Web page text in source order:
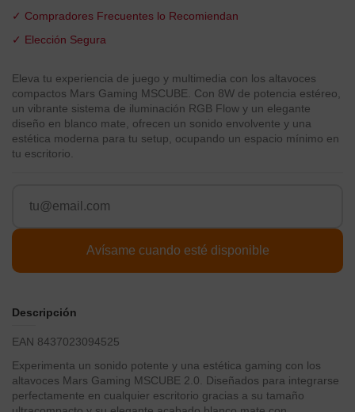
✓ Compradores Frecuentes lo Recomiendan
✓ Elección Segura
Eleva tu experiencia de juego y multimedia con los altavoces
compactos Mars Gaming MSCUBE. Con 8W de potencia estéreo,
un vibrante sistema de iluminación RGB Flow y un elegante
diseño en blanco mate, ofrecen un sonido envolvente y una
estética moderna para tu setup, ocupando un espacio mínimo en
tu escritorio.
Descripción
EAN 8437023094525
Experimenta un sonido potente y una estética gaming con los
altavoces Mars Gaming MSCUBE 2.0. Diseñados para integrarse
perfectamente en cualquier escritorio gracias a su tamaño